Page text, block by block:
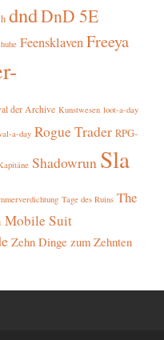
dndDnD 5E
FeensklavenFreeya
der Archive Kunstwesen loot-a-day
a-day Rogue Trader RPG-
Shadowrun Sla
Tage des Ruins The
Mobile Suit
Zehn Dinge zum Zehnten